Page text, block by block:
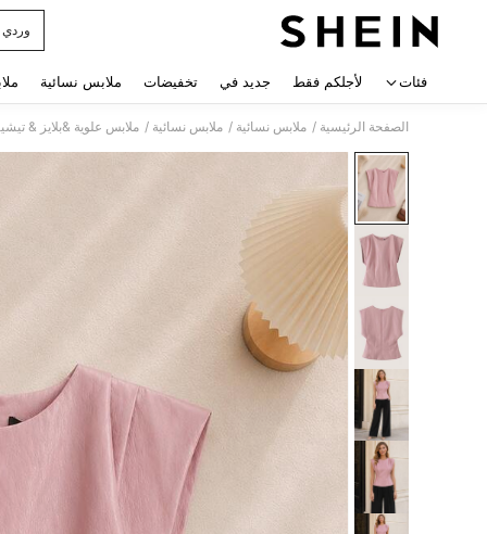
فئات لأجلكم فقط جديد في تخفيضات ملابس نسائية
الصفحة الرئيسية / ملابس نسائية / ملابس نسائية / ملابس علوية &بلايز &